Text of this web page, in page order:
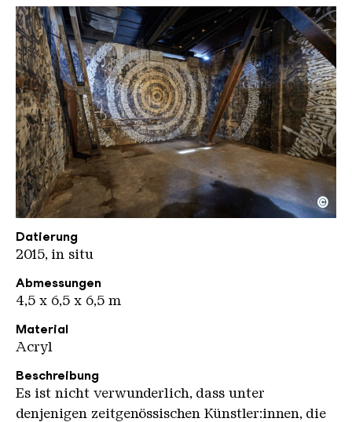
Tarek Benaoum
Copyright: Weltkulturerbe Völklinger Hütte /
©
Datierung
2015, in situ
Abmessungen
4,5 x 6,5 x 6,5 m
Material
Acryl
Beschreibung
Es ist nicht verwunderlich, dass unter
denjenigen zeitgenössischen Künstler:innen, die